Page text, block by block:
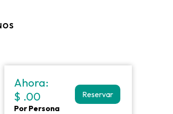
Ahora:
$ .00
Por Persona
Reservar